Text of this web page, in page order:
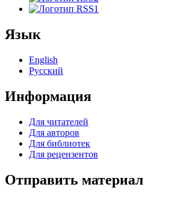
Язык
English
Русский
Информация
Для читателей
Для авторов
Для библиотек
Для рецензентов
Отправить материал